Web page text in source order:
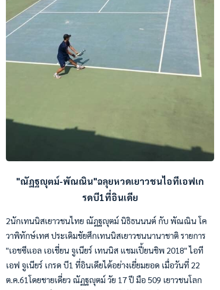
"ณัฏฐญุตม์-พัณณิน"ฉลุยหวดเยาวชนไอทีเอฟเก
รดบี1ที่อินเดีย
2นักเทนนิสเยาวชนไทย ณัฎฐญุตม์ นิธิธนนนต์ กับ พัณณิน โค
วาพิทักษ์เทศ ประเดิมชัยศึกเทนนิสเยาวชนนานาชาติ รายการ
"เอชซีแอล เอเชี่ยน จูเนียร์ เทนนิส แชมเปี้ยนชิพ 2018" ไอที
เอฟ จูเนียร์ เกรด บี1 ที่อินเดียได้อย่างเยี่ยมยอด เมื่อวันที่ 22
ต.ค.61โดยชายเดี่ยว ณัฏฐญุตม์ วัย 17 ปี มือ 509 เยาวชนโลก